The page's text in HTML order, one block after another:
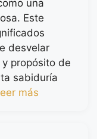
una
Este
desvelar
propósito de
sabiduría
más